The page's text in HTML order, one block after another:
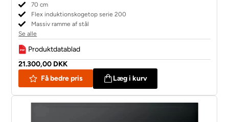
70 cm
Flex induktionskogetop serie 200
Massiv ramme af stål
Se alle
Produktdatablad
21.300,00 DKK
Få bedre pris
Læg i kurv